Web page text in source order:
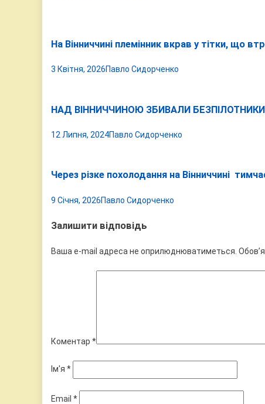
На Вінниччині племінник вкрав у тітки, що
3 Квітня, 2026Павло Сидорченко
НАД ВІННИЧЧИНОЮ ЗБИВАЛИ
12 Липня, 2024Павло Сидорченко
Через різке похолодання на Вінниччині
9 Січня, 2026Павло Сидорченко
Залишити відповідь
Ваша e-mail адреса не оприлюднюватиметься.
Коментар *
Ім'я *
Email *